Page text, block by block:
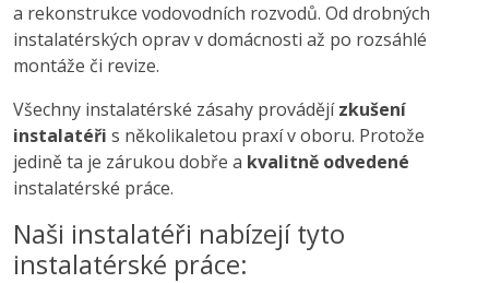
a rekonstrukce vodovodních rozvodů. Od drobných
instalatérských oprav v domácnosti až po rozsáhlé
montáže či revize.
Všechny instalatérské zásahy provádějízkušení
instalatéři s několikaletou praxí v oboru. Protože
jedině ta je zárukou dobře a kvalitně odvedené
instalatérské práce.
Naši instalatéři nabízejí tyto
instalatérské práce: